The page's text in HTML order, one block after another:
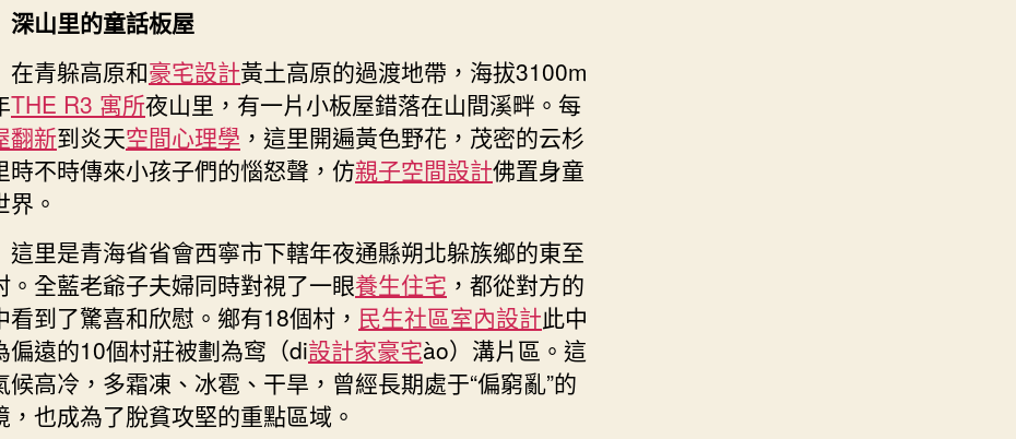
深山里的童話板屋
在青躲高原和豪宅設計黃土高原的過渡地帶，海拔3100m
THE R3 寓所夜山里，有一片小板屋錯落在山間溪畔。每
翻新到炎天空間心理學 ，這里開遍黃色野花，茂密的云杉
時不時傳來小孩子們的惱怒聲，仿親子空間設計佛置身童
界。
這里是青海省省會西寧市下轄年夜通縣朔北躲族鄉的東至
。全藍老爺子夫婦同時對視了一眼養生住宅 ，都從對方的
看到了驚喜和欣慰。鄉有18個村， 民生社區室內設計此中
偏遠的10個村莊被劃為窎（di設計家豪宅ào）溝片區。這
候高冷，多霜凍、冰雹、干旱，曾經長期處于“偏窮亂”的
，也成為了脫貧攻堅的重點區域。